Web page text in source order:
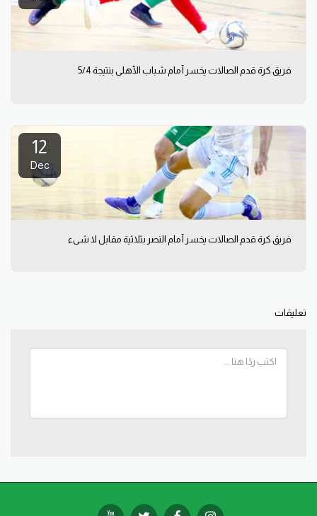
فريق كرة قدم الصالات يخسر أمام شباب الأهلي بنتيجة 5/4
12
Dec
فريق كرة قدم الصالات يخسر أمام النصر بثلاثية مقابل لا شيء
تعليقات